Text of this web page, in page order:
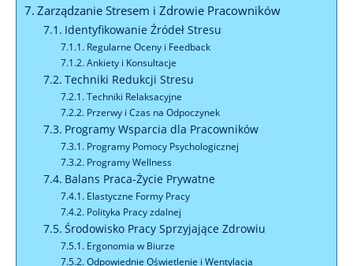
Zarządzanie Stresem i Zdrowie Pracowników
Identyfikowanie Źródeł Stresu
Regularne Oceny i Feedback
Ankiety i Konsultacje
Techniki Redukcji Stresu
Techniki Relaksacyjne
Przerwy i Czas na Odpoczynek
Programy Wsparcia dla Pracowników
Programy Pomocy Psychologicznej
Programy Wellness
Balans Praca-Życie Prywatne
Elastyczne Formy Pracy
Polityka Pracy zdalnej
Środowisko Pracy Sprzyjające Zdrowiu
Ergonomia w Biurze
Odpowiednie Oświetlenie i Wentylacja